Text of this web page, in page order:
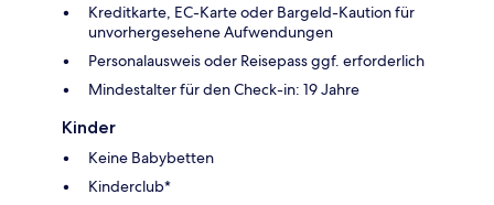
Kreditkarte, EC-Karte oder Bargeld-Kaution für
unvorhergesehene Aufwendungen
Personalausweis oder Reisepass ggf. erforderlich
Mindestalter für den Check-in: 19 Jahre
Kinder
Keine Babybetten
Kinderclub*